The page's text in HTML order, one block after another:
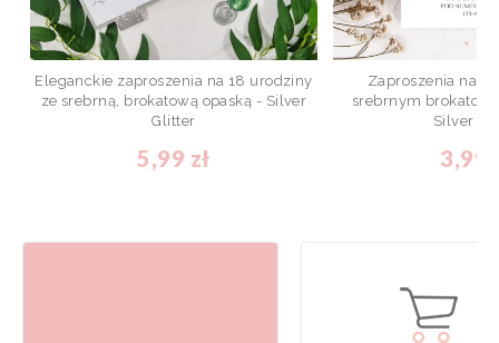
Eleganckie zaproszenia na 18 urodziny
ze srebrną, brokatową opaską - Silver
Glitter
5,99 zł
Zaproszenia na
srebrnym
Silver
3,99